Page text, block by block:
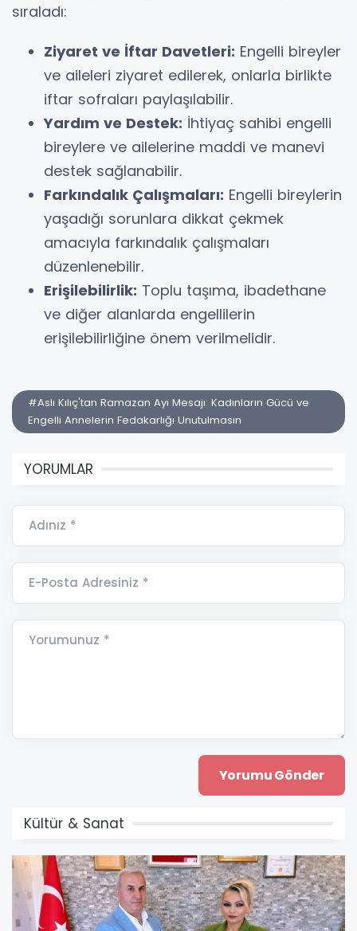
sıraladı:
Ziyaret ve İftar Davetleri: Engelli bireyler
ve aileleri ziyaret edilerek, onlarla birlikte
iftar sofraları paylaşılabilir.
Yardım ve Destek: İhtiyaç sahibi engelli
bireylere ve ailelerine maddi ve manevi
destek sağlanabilir.
Farkındalık Çalışmaları: Engelli bireylerin
yaşadığı sorunlara dikkat çekmek
amacıyla farkındalık çalışmaları
düzenlenebilir.
Erişilebilirlik: Toplu taşıma, ibadethane
ve diğer alanlarda engellilerin
erişilebilirliğine önem verilmelidir.
#Aslı Kılıç'tan Ramazan Ayı Mesajı: Kadınların Gücü ve
Engelli Annelerin Fedakarlığı Unutulmasın
YORUMLAR
Adınız *
E-Posta Adresiniz *
Yorumunuz *
Kültür & Sanat